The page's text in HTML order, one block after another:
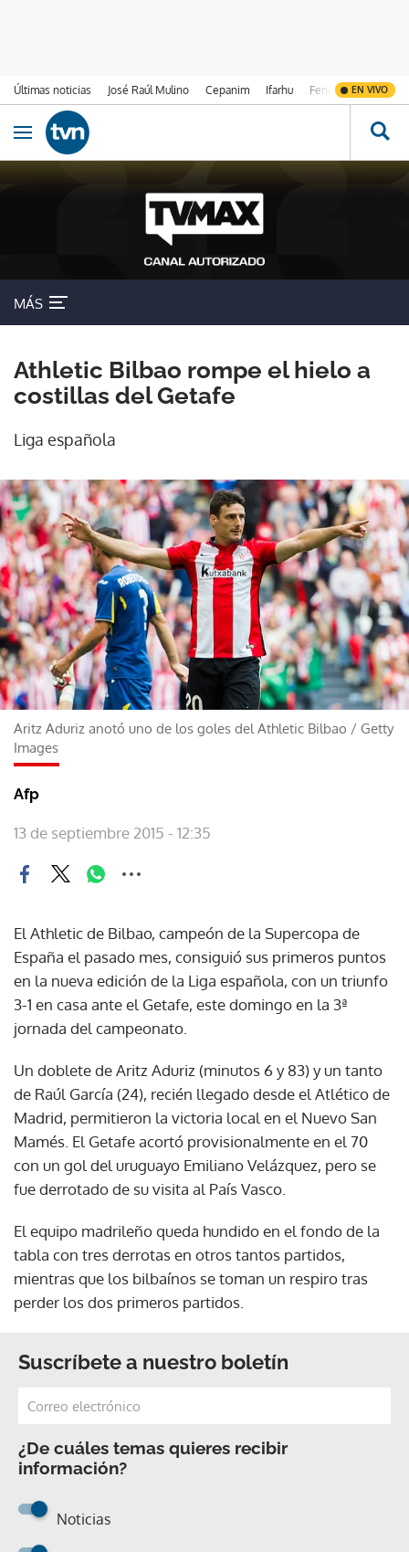
Últimas noticias José Raúl Mulino Cepanim Ifarhu Fenómeno de El
EN VIVO
Ir al contenido
Obrir navegació
MÁS
Athletic Bilbao rompe el hielo a
costillas del Getafe
Liga española
Aritz Aduriz anotó uno de los goles del Athletic Bilbao / Getty
Images
Afp
13 de septiembre 2015 - 12:35
El Athletic de Bilbao, campeón de la Supercopa de
España el pasado mes, consiguió sus primeros puntos
en la nueva edición de la Liga española, con un triunfo
3-1 en casa ante el Getafe, este domingo en la 3ª
jornada del campeonato.
Un doblete de Aritz Aduriz (minutos 6 y 83) y un tanto
de Raúl García (24), recién llegado desde el Atlético de
Madrid, permitieron la victoria local en el Nuevo San
Mamés. El Getafe acortó provisionalmente en el 70
con un gol del uruguayo Emiliano Velázquez, pero se
fue derrotado de su visita al País Vasco.
El equipo madrileño queda hundido en el fondo de la
tabla con tres derrotas en otros tantos partidos,
mientras que los bilbaínos se toman un respiro tras
perder los dos primeros partidos.
Suscríbete a nuestro boletín
¿De cuáles temas quieres recibir
información?
Noticias